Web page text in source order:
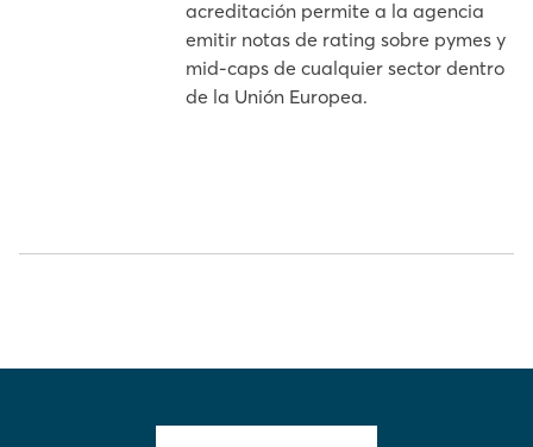
acreditación permite a la agencia
emitir notas de rating sobre pymes y
mid-caps de cualquier sector dentro
de la Unión Europea.